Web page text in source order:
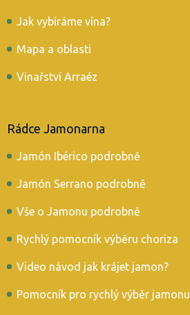
Jak vybíráme vína?
Mapa a oblasti
Vinařství Arraéz
Rádce Jamonarna
Jamón Ibérico podrobně
Jamón Serrano podrobně
Vše o Jamonu podrobně
Rychlý pomocník výběru choriza
Video návod jak krájet jamon?
Pomocník pro rychlý výběr jamonu